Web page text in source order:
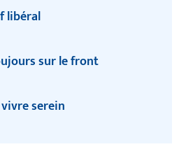
libéral
sur le front
serein